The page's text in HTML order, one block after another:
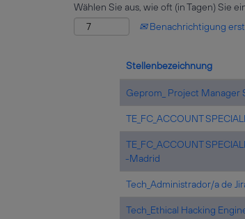
Wählen Sie aus, wie oft (in Tagen) Sie
Benachrichtigung
Stellenbezeichnung
Geprom_ Project Manager
TE_FC_ACCOUNT
TE_FC_ACCOUNT
-Madrid
Tech_Administrador/a de
Tech_Ethical Hacking